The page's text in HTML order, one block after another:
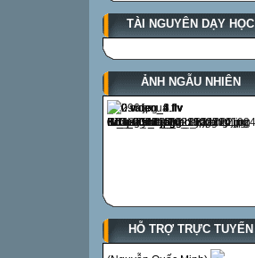
TÀI NGUYÊN DẠY HỌC
ẢNH NGẪU NHIÊN
HỖ TRỢ TRỰC TUYẾN